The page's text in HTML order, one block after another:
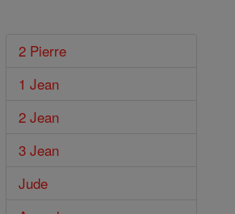
2 Pierre
1 Jean
2 Jean
3 Jean
Jude